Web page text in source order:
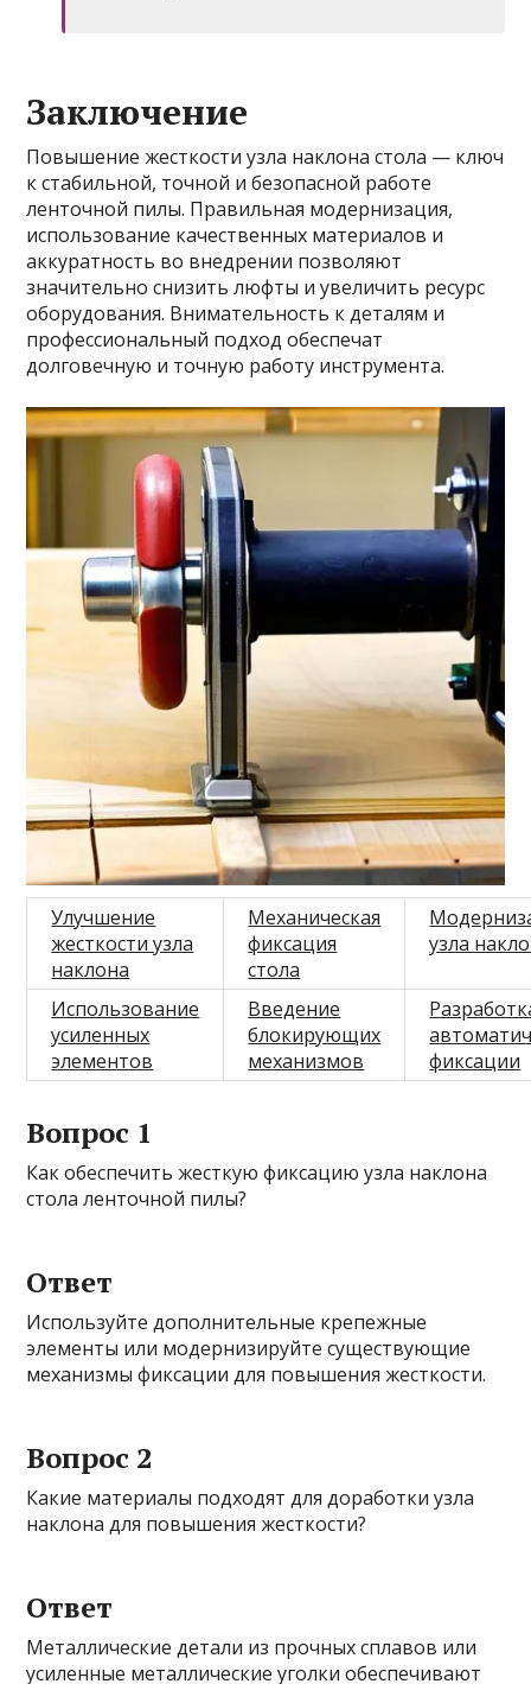
Заключение
Повышение жесткости узла наклона стола — ключ
к стабильной, точной и безопасной работе
ленточной пилы. Правильная модернизация,
использование качественных материалов и
аккуратность во внедрении позволяют
значительно снизить люфты и увеличить ресурс
оборудования. Внимательность к деталям и
профессиональный подход обеспечат
долговечную и точную работу инструмента.
Улучшение
жесткости узла
наклона
Механическая
фиксация
стола
узла
Использование
усиленных
элементов
Введение
блокирующих
механизмов
фиксации
Вопрос 1
Как обеспечить жесткую фиксацию узла наклона
стола ленточной пилы?
Ответ
Используйте дополнительные крепежные
элементы или модернизируйте существующие
механизмы фиксации для повышения жесткости.
Вопрос 2
Какие материалы подходят для доработки узла
наклона для повышения жесткости?
Ответ
Металлические детали из прочных сплавов или
усиленные металлические уголки обеспечивают